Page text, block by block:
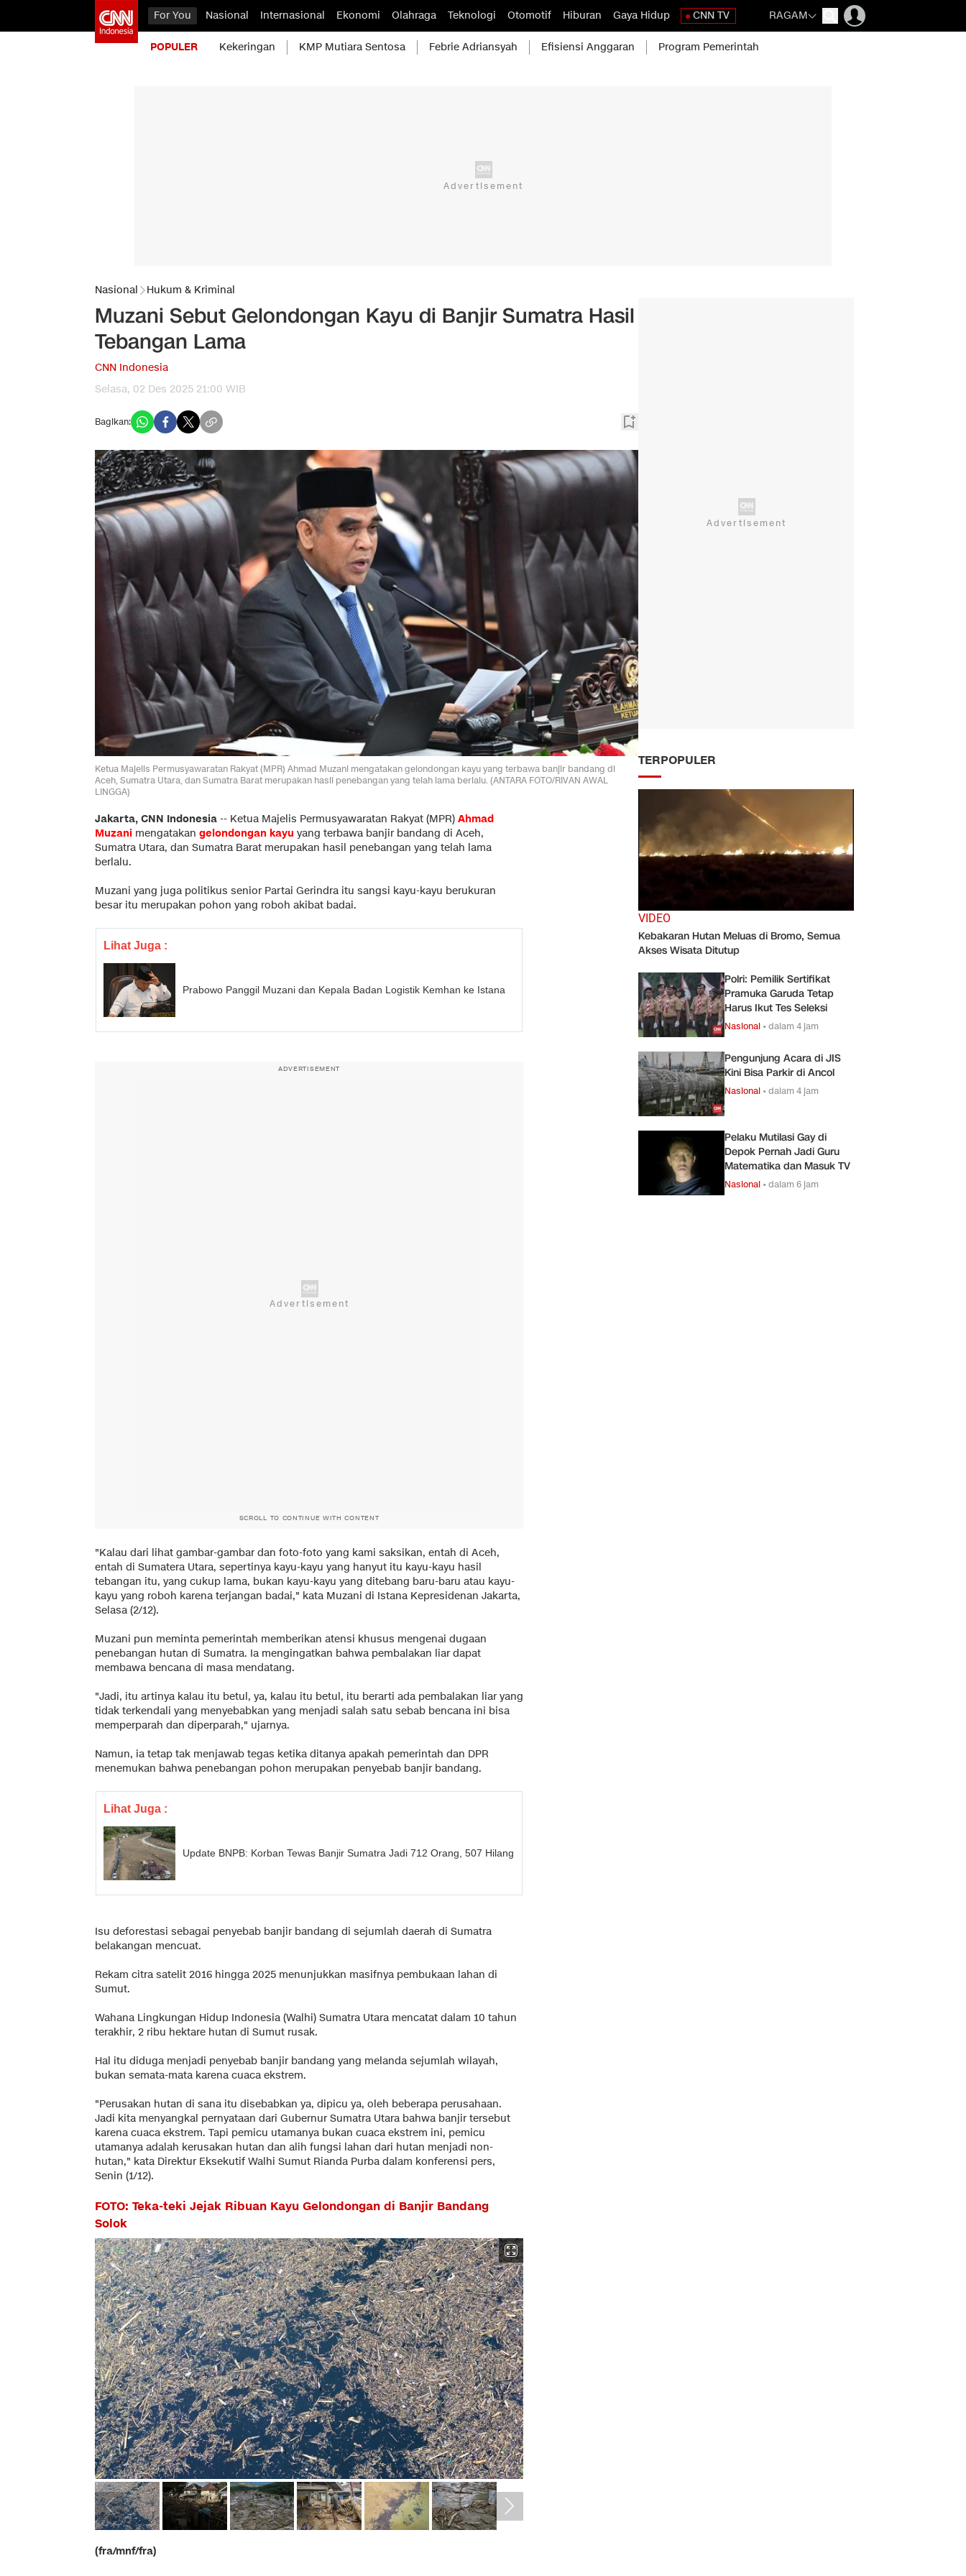
For You Nasional Internasional Ekonomi Olahraga Teknologi Otomotif Hiburan Gaya Hidup CNN TV RAGAM
POPULER Kekeringan KMP Mutiara Sentosa Febrie Adriansyah Efisiensi Anggaran Program Pemerintah
Nasional Hukum & Kriminal
Muzani Sebut Gelondongan Kayu di Banjir Sumatra Hasil
Tebangan Lama
CNN Indonesia
Selasa, 02 Des 2025 21:00 WIB
Bagikan:
Ketua Majelis Permusyawaratan Rakyat (MPR) Ahmad Muzani mengatakan gelondongan kayu yang terbawa banjir bandang di
Aceh, Sumatra Utara, dan Sumatra Barat merupakan hasil penebangan yang telah lama berlalu. (ANTARA FOTO/RIVAN AWAL
LINGGA)
Jakarta, CNN Indonesia -- Ketua Majelis Permusyawaratan Rakyat (MPR) Ahmad
Muzani mengatakan gelondongan kayu yang terbawa banjir bandang di Aceh,
Sumatra Utara, dan Sumatra Barat merupakan hasil penebangan yang telah lama
berlalu.
Muzani yang juga politikus senior Partai Gerindra itu sangsi kayu-kayu berukuran
besar itu merupakan pohon yang roboh akibat badai.
Lihat Juga :
Prabowo Panggil Muzani dan Kepala Badan Logistik Kemhan ke Istana
ADVERTISEMENT
SCROLL TO CONTINUE WITH CONTENT
"Kalau dari lihat gambar-gambar dan foto-foto yang kami saksikan, entah di Aceh,
entah di Sumatera Utara, sepertinya kayu-kayu yang hanyut itu kayu-kayu hasil
tebangan itu, yang cukup lama, bukan kayu-kayu yang ditebang baru-baru atau kayu-
kayu yang roboh karena terjangan badai," kata Muzani di Istana Kepresidenan Jakarta,
Selasa (2/12).
Muzani pun meminta pemerintah memberikan atensi khusus mengenai dugaan
penebangan hutan di Sumatra. Ia mengingatkan bahwa pembalakan liar dapat
membawa bencana di masa mendatang.
"Jadi, itu artinya kalau itu betul, ya, kalau itu betul, itu berarti ada pembalakan liar yang
tidak terkendali yang menyebabkan yang menjadi salah satu sebab bencana ini bisa
memperparah dan diperparah," ujarnya.
Namun, ia tetap tak menjawab tegas ketika ditanya apakah pemerintah dan DPR
menemukan bahwa penebangan pohon merupakan penyebab banjir bandang.
Lihat Juga :
Update BNPB: Korban Tewas Banjir Sumatra Jadi 712 Orang, 507 Hilang
Isu deforestasi sebagai penyebab banjir bandang di sejumlah daerah di Sumatra
belakangan mencuat.
Rekam citra satelit 2016 hingga 2025 menunjukkan masifnya pembukaan lahan di
Sumut.
Wahana Lingkungan Hidup Indonesia (Walhi) Sumatra Utara mencatat dalam 10 tahun
terakhir, 2 ribu hektare hutan di Sumut rusak.
Hal itu diduga menjadi penyebab banjir bandang yang melanda sejumlah wilayah,
bukan semata-mata karena cuaca ekstrem.
"Perusakan hutan di sana itu disebabkan ya, dipicu ya, oleh beberapa perusahaan.
Jadi kita menyangkal pernyataan dari Gubernur Sumatra Utara bahwa banjir tersebut
karena cuaca ekstrem. Tapi pemicu utamanya bukan cuaca ekstrem ini, pemicu
utamanya adalah kerusakan hutan dan alih fungsi lahan dari hutan menjadi non-
hutan," kata Direktur Eksekutif Walhi Sumut Rianda Purba dalam konferensi pers,
Senin (1/12).
FOTO: Teka-teki Jejak Ribuan Kayu Gelondongan di Banjir Bandang
Solok
(fra/mnf/fra)
TERPOPULER
VIDEO
Kebakaran Hutan Meluas di Bromo, Semua
Akses Wisata Ditutup
Polri: Pemilik Sertifikat
Pramuka Garuda Tetap
Harus Ikut Tes Seleksi
Nasional •dalam 4 jam
Pengunjung Acara di JIS
Kini Bisa Parkir di Ancol
Nasional •dalam 4 jam
Pelaku Mutilasi Gay di
Depok Pernah Jadi Guru
Matematika dan Masuk TV
Nasional •dalam 6 jam